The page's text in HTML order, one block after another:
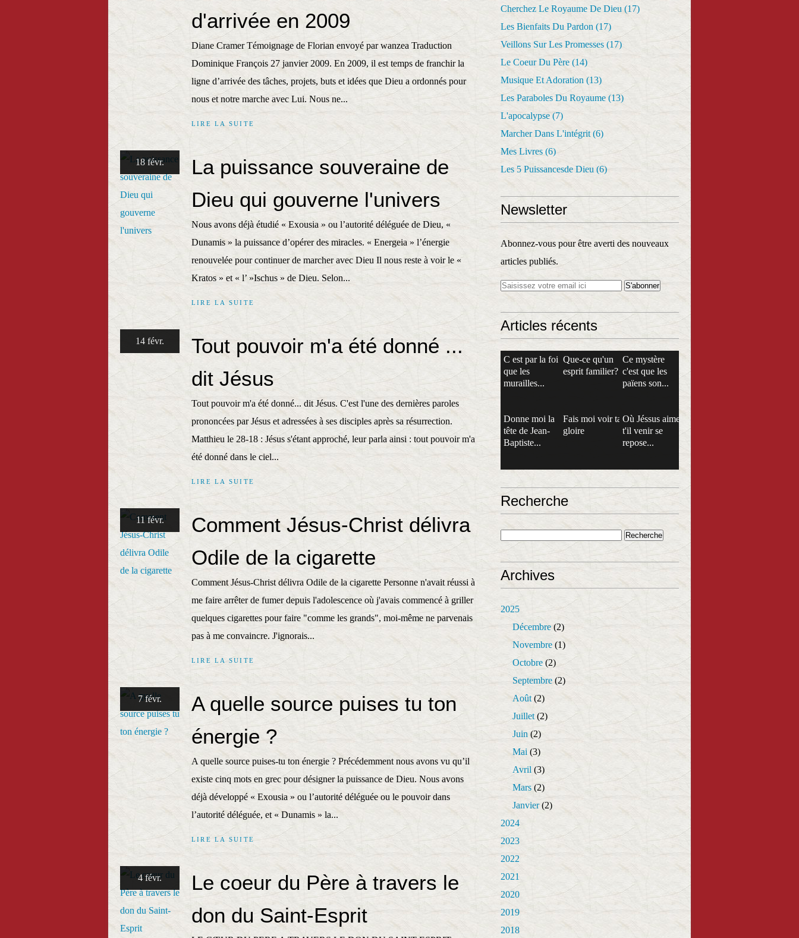
d'arrivée en 2009
Diane Cramer Témoignage de Florian envoyé par wanzea Traduction
Dominique François 27 janvier 2009. En 2009, il est temps de franchir la
ligne d’arrivée des tâches, projets, buts et idées que Dieu a ordonnés pour
nous et notre marche avec Lui. Nous ne...
LIRE LA SUITE
18 févr.
La puissance souveraine de
Dieu qui gouverne l'univers
Nous avons déjà étudié « Exousia » ou l’autorité déléguée de Dieu, «
Dunamis » la puissance d’opérer des miracles. « Energeia » l’énergie
renouvelée pour continuer de marcher avec Dieu Il nous reste à voir le «
Kratos » et « l’ »Ischus » de Dieu. Selon...
LIRE LA SUITE
14 févr.
Tout pouvoir m'a été donné ...
dit Jésus
Tout pouvoir m'a été donné... dit Jésus. C'est l'une des dernières paroles
prononcées par Jésus et adressées à ses disciples après sa résurrection.
Matthieu le 28-18 : Jésus s'étant approché, leur parla ainsi : tout pouvoir m'a
été donné dans le ciel...
LIRE LA SUITE
11 févr.
Comment Jésus-Christ délivra
Odile de la cigarette
Comment Jésus-Christ délivra Odile de la cigarette Personne n'avait réussi à
me faire arrêter de fumer depuis l'adolescence où j'avais commencé à griller
quelques cigarettes pour faire "comme les grands", moi-même ne parvenais
pas à me convaincre. J'ignorais...
LIRE LA SUITE
7 févr.
A quelle source puises tu ton
énergie ?
A quelle source puises-tu ton énergie ? Précédemment nous avons vu qu’il
existe cinq mots en grec pour désigner la puissance de Dieu. Nous avons
déjà développé « Exousia » ou l’autorité déléguée ou le pouvoir dans
l’autorité déléguée, et « Dunamis » la...
LIRE LA SUITE
4 févr.
Le coeur du Père à travers le
don du Saint-Esprit
Cherchez Le Royaume De Dieu (17)
Les Bienfaits Du Pardon (17)
Veillons Sur Les Promesses (17)
Le Coeur Du Père (14)
Musique Et Adoration (13)
Les Paraboles Du Royaume (13)
L'apocalypse (7)
Marcher Dans L'intégrit (6)
Mes Livres (6)
Les 5 Puissancesde Dieu (6)
Newsletter
Abonnez-vous pour être averti des nouveaux
articles publiés.
Articles récents
C est par la foi
que les
murailles...
Que-ce qu'un
esprit familier?
Ce mystère
c'est que les
païens son...
Donne moi la
tête de Jean-
Baptiste...
Fais moi voir ta
gloire
Où Jéssus aime
t'il venir se
repose...
Recherche
Archives
2025
Décembre (2)
Novembre (1)
Octobre (2)
Septembre (2)
Août (2)
Juillet (2)
Juin (2)
Mai (3)
Avril (3)
Mars (2)
Janvier(2)
2024
2023
2022
2021
2020
2019
2018